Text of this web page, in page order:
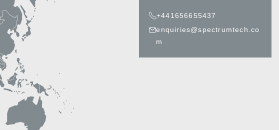
+441656655437
enquiries@spectrumtech.co
m